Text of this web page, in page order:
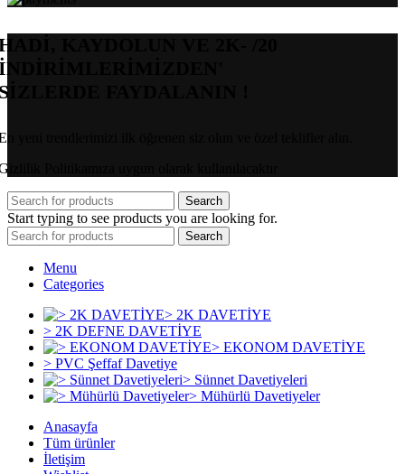
KAYDOLUN VE 2K- /20
FAYDALANIN !
yeni trendlerimizi ilk öğrenen siz olun ve özel teklifler alın.
Politikamıza uygun olarak kullanılacaktır
Search
Start typing to see products you are looking for.
Search
Menu
Categories
> 2K DAVETİYE
> 2K DEFNE DAVETİYE
> EKONOM DAVETİYE
> PVC Şeffaf Davetiye
> Sünnet Davetiyeleri
> Mühürlü Davetiyeler
Anasayfa
Tüm ürünler
İletişim